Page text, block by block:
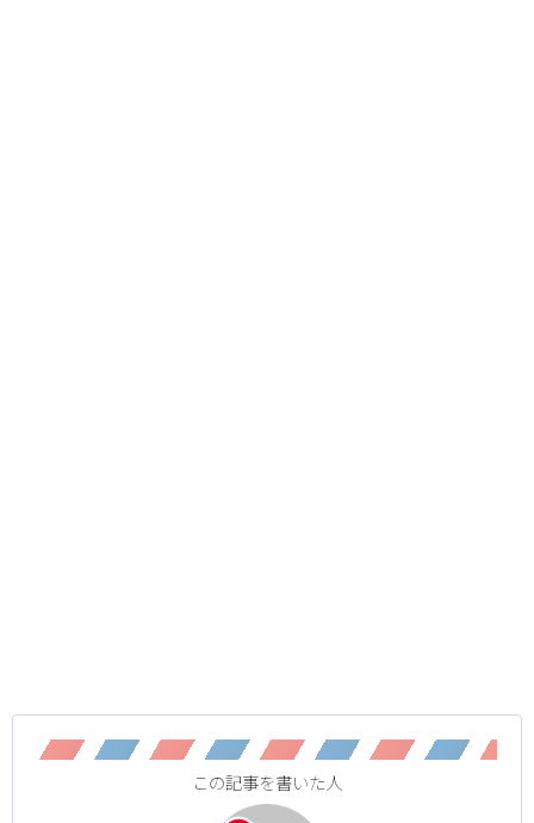
この記事を書いた人